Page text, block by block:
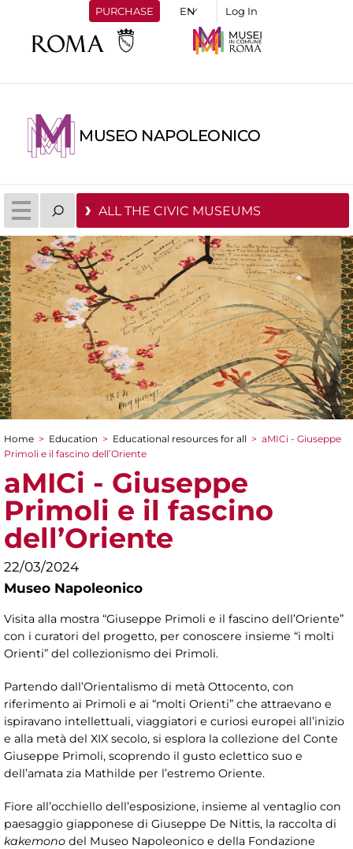
PURCHASE Log In
MUSEO NAPOLEONICO
ALL THE CIVIC MUSEUMS
You are here
Home > Education > Educational resources for all > aMICi - Giuseppe
Primoli e il fascino dell’Oriente
aMICi - Giuseppe
Primoli e il fascino
dell’Oriente
22/03/2024
Museo Napoleonico
Visita alla mostra “Giuseppe Primoli e il fascino dell’Oriente”
con i curatori del progetto, per conoscere insieme “i molti
Orienti” del collezionismo dei Primoli.
Partendo dall’Orientalismo di metà Ottocento, con
riferimento ai Primoli e ai “molti Orienti” che attraevano e
ispiravano intellettuali, viaggiatori e curiosi europei all’inizio
e alla metà del XIX secolo, si esplora la collezione del Conte
Giuseppe Primoli, scoprendo il gusto eclettico suo e
dell’amata zia Mathilde per l’estremo Oriente.
Fiore all’occhiello dell’esposizione, insieme al ventaglio con
paesaggio giapponese di Giuseppe De Nittis, la raccolta di
kakemono del Museo Napoleonico e della Fondazione